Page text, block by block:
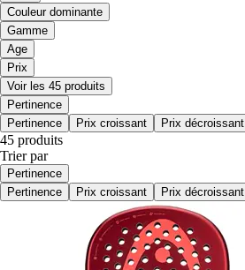
Couleur dominante
Gamme
Age
Prix
Voir les 45 produits
Pertinence
Pertinence
Prix croissant Prix décroissant
45 produits
Trier par
Pertinence
Pertinence
Prix croissant Prix décroissant